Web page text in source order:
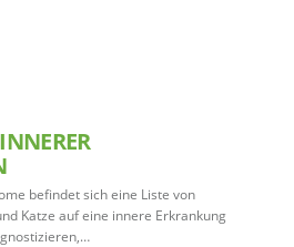
befindet sich eine Liste von
Katze auf eine innere Erkrankung